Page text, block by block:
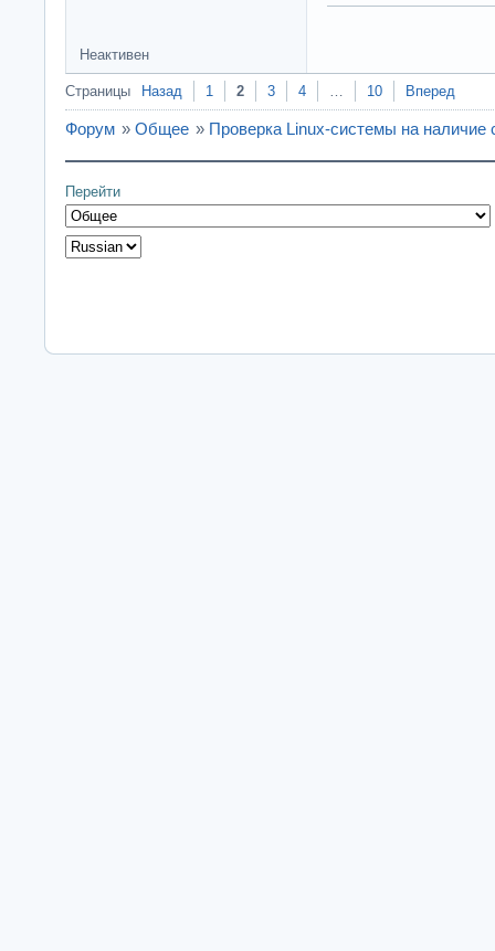
Неактивен
Страницы Назад 1 2 3 4 … 10 Вперед
Форум » Общее » Проверка Linux-системы на наличие
Перейти